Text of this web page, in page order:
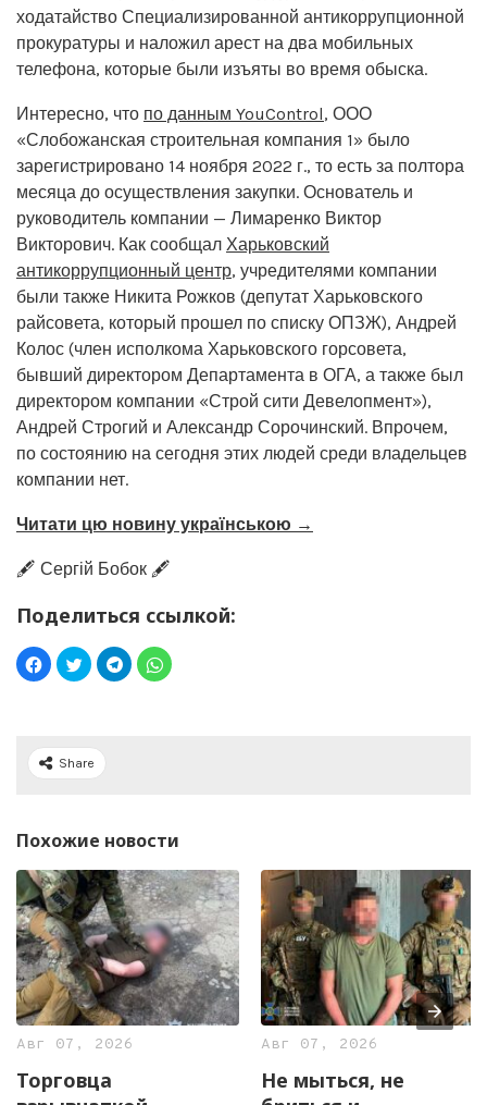
ходатайство Специализированной антикоррупционной
прокуратуры и наложил арест на два мобильных
телефона, которые были изъяты во время обыска.
Интересно, что по данным YouControl, ООО
«Слобожанская строительная компания 1» было
зарегистрировано 14 ноября 2022 г., то есть за полтора
месяца до осуществления закупки. Основатель и
руководитель компании — Лимаренко Виктор
Викторович. Как сообщал Харьковский
антикоррупционный центр, учредителями компании
были также Никита Рожков (депутат Харьковского
райсовета, который прошел по списку ОПЗЖ), Андрей
Колос (член исполкома Харьковского горсовета,
бывший директором Департамента в ОГА, а также был
директором компании «Строй сити Девелопмент»),
Андрей Строгий и Александр Сорочинский. Впрочем,
по состоянию на сегодня этих людей среди владельцев
компании нет.
Читати цю новину українською →
🖋️ Сергій Бобок 🖋️
Поделиться ссылкой:
Share
Похожие новости
Авг 07, 2026
Торговца
Авг 07, 2026
Не мыться, не